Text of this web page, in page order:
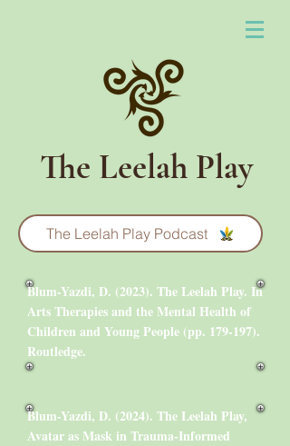
The Leelah Play
The Leelah Play Podcast
Blum-Yazdi, D. (2023). The Leelah Play. In
Arts Therapies and the Mental Health of
Children and Young People (pp. 179-197).
Routledge.
Blum-Yazdi, D. (2024). The Leelah Play,
Avatar as Mask in Trauma-Informed